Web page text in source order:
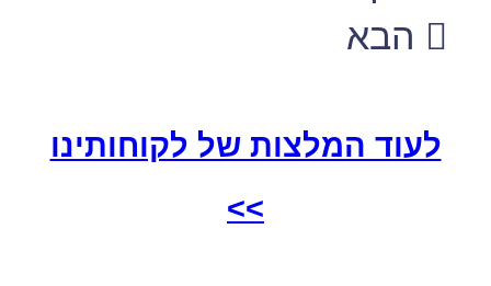
הבא
לעוד המלצות של לקוחותינו
>>